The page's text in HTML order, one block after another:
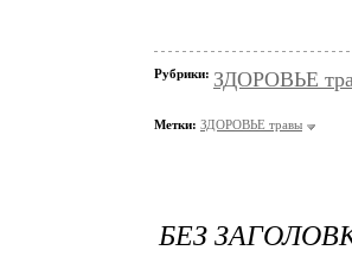
Рубрики: ЗДОРОВЬЕ
Метки: ЗДОРОВЬЕ травы
БЕЗ